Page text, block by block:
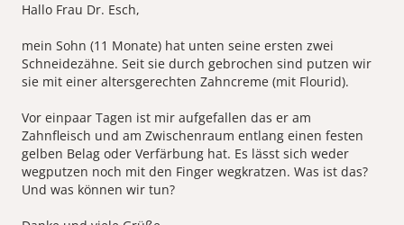
Hallo Frau Dr. Esch,
mein Sohn (11 Monate) hat unten seine ersten zwei
Schneidezähne. Seit sie durch gebrochen sind putzen wir
sie mit einer altersgerechten Zahncreme (mit Flourid).
Vor einpaar Tagen ist mir aufgefallen das er am
Zahnfleisch und am Zwischenraum entlang einen festen
gelben Belag oder Verfärbung hat. Es lässt sich weder
wegputzen noch mit den Finger wegkratzen. Was ist das?
Und was können wir tun?